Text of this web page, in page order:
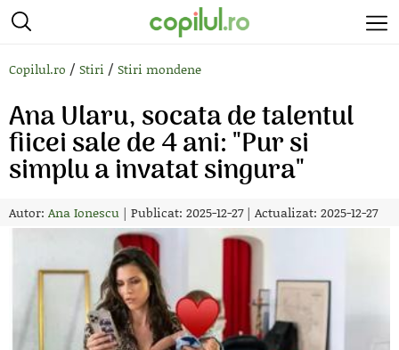
Copilul.ro / Stiri / Stiri mondene
Ana Ularu, socata de talentul
fiicei sale de 4 ani: "Pur si
simplu a invatat singura"
Autor: Ana Ionescu | Publicat: 2025-12-27| Actualizat: 2025-12-27